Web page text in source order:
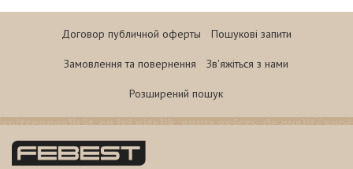
Договор публичной оферты Пошукові запити
Замовлення та повернення Зв'яжіться з нами
Розширений пошук